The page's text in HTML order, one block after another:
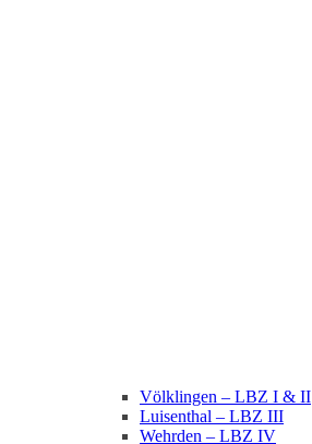
Völklingen – LBZ I & II
Luisenthal – LBZ III
Wehrden – LBZ IV